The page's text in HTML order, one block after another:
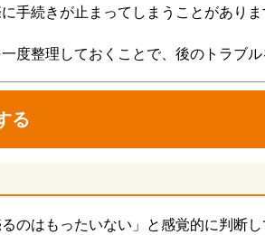
手続きが止まってしまうことがありま
度整理しておくことで、後のトラブル
る
のはもったいない」と感覚的に判断